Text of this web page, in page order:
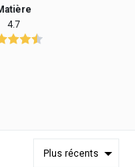
4.7
Plus récents